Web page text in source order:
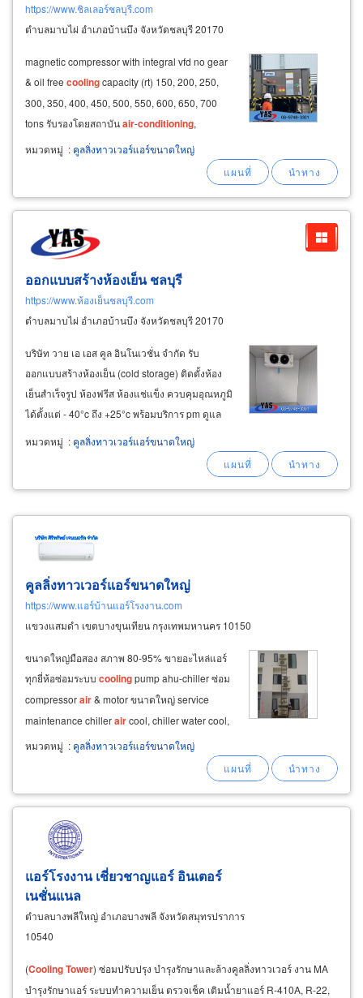
https://www.ชิลเลอร์ชลบุรี.com
ตำบลมาบไผ่ อำเภอบ้านบึง จังหวัดชลบุรี 20170
magnetic compressor with integral vfd no gear
& oil free coolingcapacity (rt) 150, 200, 250,
300, 350, 400, 450, 500, 550, 600, 650, 700
tons รับรองโดยสถาบันair-conditioning,
heating, and refrigeration institute certified
หมวดหมู่ : คูลลิ่งทาวเวอร์แอร์ขนาดใหญ่
ออกแบบสร้างห้องเย็น ชลบุรี
https://www.ห้องเย็นชลบุรี.com
ตำบลมาบไผ่ อำเภอบ้านบึง จังหวัดชลบุรี 20170
บริษัท วาย เอ เอส คูล อินโนเวชั่น จำกัด รับ
ออกแบบสร้างห้องเย็น (cold storage) ติดตั้งห้อง
เย็นสำเร็จรูป ห้องฟรีส ห้องแช่แข็ง ควบคุมอุณหภูมิ
ได้ตั้งแต่ - 40°c ถึง +25°c พร้อมบริการ pm ดูแล
บำรุงรักษาห้องเย็น โดยทีมช่างผู้ชำนาญ ควบคุม
โดยวิศวกร ผู้เชี่ยวชาญด้านห้องเย็น ห้องแช่แข็ง
หมวดหมู่ : คูลลิ่งทาวเวอร์แอร์ขนาดใหญ่
คูลลิ่งทาวเวอร์แอร์ขนาดใหญ่
https://www.แอร์บ้านแอร์โรงงาน.com
แขวงแสมดำ เขตบางขุนเทียน กรุงเทพมหานคร 10150
ขนาดใหญ่มือสอง สภาพ 80-95% ขายอะไหล่แอร์
ทุกยี่ห้อ ​ ซ่อมระบบ coolingpump ahu-chiller ซ่อม
compressorair& motor ขนาดใหญ่ service
maintenance chilleraircool, chiller water cool,
package water cool ​ บริการล้างแอร์ และรับย้าย
หมวดหมู่ : คูลลิ่งทาวเวอร์แอร์ขนาดใหญ่
แอร์โรงงาน เชี่ยวชาญแอร์ อินเตอร์
เนชั่นแนล
ตำบลบางพลีใหญ่ อำเภอบางพลี จังหวัดสมุทรปราการ
10540
(CoolingTower) ซ่อมปรับปรุง บำรุงรักษาและล้างคูลลิ่งทาวเวอร์ งาน MA
บำรุงรักษาแอร์ ระบบทำความเย็น ตรวจเช็ค เติมน้ำยาแอร์ R-410A, R-22,